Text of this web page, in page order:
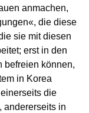
anmachen,
die diese
sie mit diesen
erst in den
befreien können,
in Korea
die
andererseits in